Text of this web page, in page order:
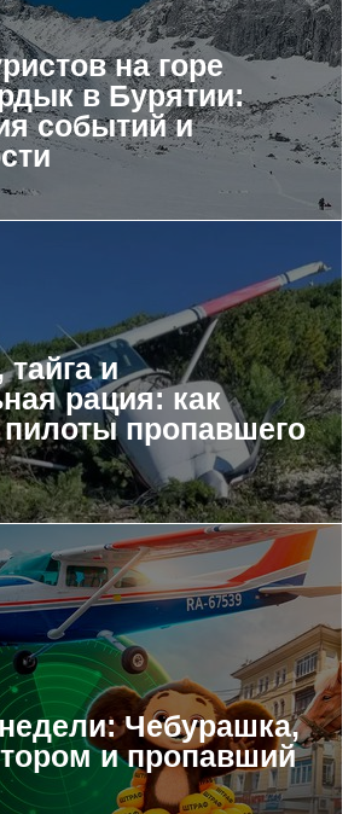
на горе
в Бурятии:
событий и
и
рация: как
пропавшего
Чебурашка,
и пропавший